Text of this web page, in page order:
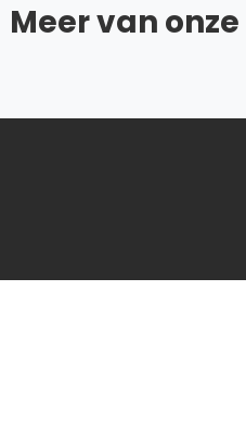
Meer van